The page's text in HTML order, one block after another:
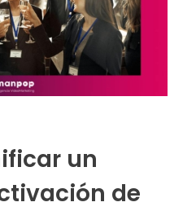
un
de